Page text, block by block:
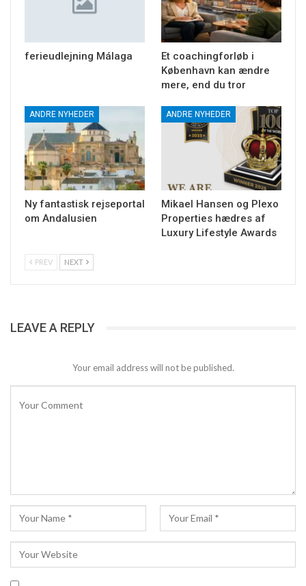
ferieudlejning Málaga
Et coachingforløb i
København kan ændre
mere, end du tror
ANDRE NYHEDER
Ny fantastisk rejseportal
om Andalusien
ANDRE NYHEDER
Mikael Hansen og Plexo
Properties hædres af
Luxury Lifestyle Awards
PREV NEXT
LEAVE A REPLY
Your email address will not be published.